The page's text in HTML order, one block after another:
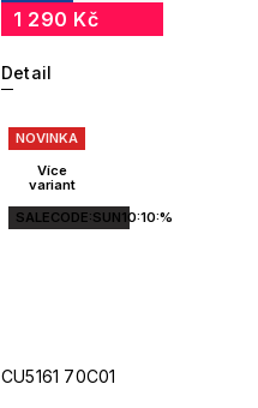
1 290 Kč
Detail
NOVINKA
Více
variant
SALECODE:SUN10:10:%
CU5161 70C01